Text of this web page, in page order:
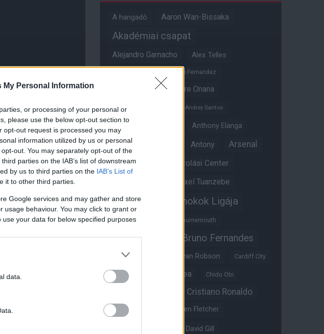
My Personal Information
or processing of your personal or
please use the below opt-out section to
opt-out request is processed you may
information utilized by us or personal
out. You may separately opt-out of the
parties on the IAB’s list of downstream
by us to third parties on the IAB’s List of
it to other third parties.
Google services and may gather and store
usage behaviour. You may click to grant or
your data for below specified purposes
data.
A hangadó Aaron Wan-Bissaka
Akadémiai csapat
Alejandro Garnacho Alex Telles
Alvaro Fernandez
Amad Diallo
Andre Onana
Andreas Pereira
Andrey Santos
Angol válogatott Anthony Elanga
Anthony Martial Antony Arsenal
Aston Villa Átigazolási Center
Axel Tuanzebe
Ayden Heaven Bajnokok Ligája
Benjamin Sesko Bournemouth
Brandon Williams Bruno Fernandes
Bryan Mbeumo Bryan Robson Cardiff City
Casemiro Chelsea Chido Obi
Cristiano Ronaldo
Crystal Palace Darren Fletcher
David Gill